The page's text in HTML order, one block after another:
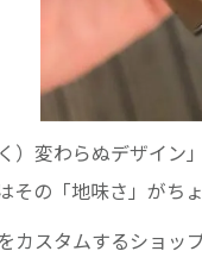
）変わらぬデザイン
その「地味さ」がち
カスタムするショッ